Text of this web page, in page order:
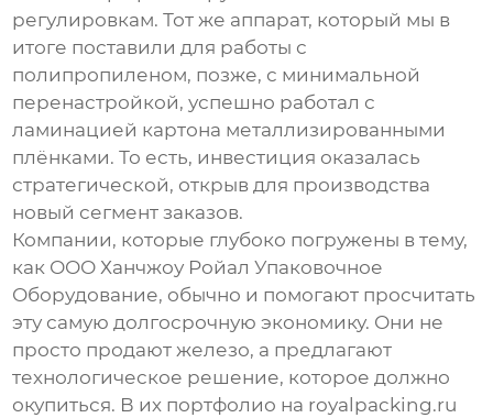
регулировкам. Тот же аппарат, который мы в
итоге поставили для работы с
полипропиленом, позже, с минимальной
перенастройкой, успешно работал с
ламинацией картона металлизированными
плёнками. То есть, инвестиция оказалась
стратегической, открыв для производства
новый сегмент заказов.
Компании, которые глубоко погружены в тему,
как ООО Ханчжоу Ройал Упаковочное
Оборудование, обычно и помогают просчитать
эту самую долгосрочную экономику. Они не
просто продают железо, а предлагают
технологическое решение, которое должно
окупиться. В их портфолио на royalpacking.ru